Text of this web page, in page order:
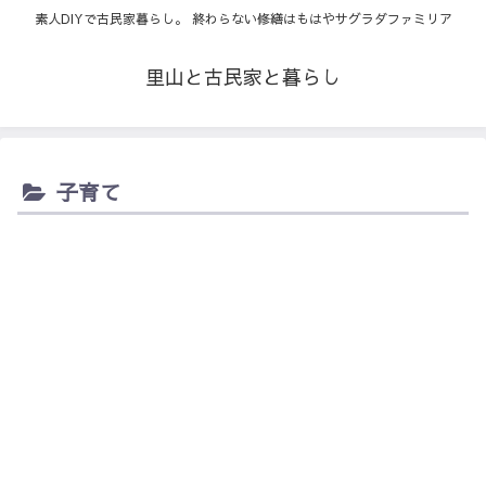
素人DIYで古民家暮らし。 終わらない修繕はもはやサグラダファミリア
里山と古民家と暮らし
子育て